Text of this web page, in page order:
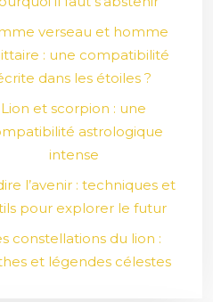
verseau et homme
: une compatibilité
dans les étoiles ?
Lion et scorpion : une
astrologique
intense
l’avenir : techniques et
pour explorer le futur
constellations du lion :
et légendes célestes